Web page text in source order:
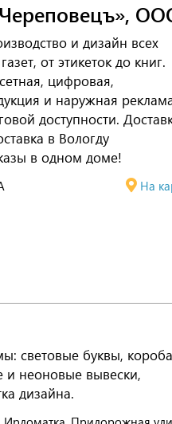
и дизайн всех
от этикеток до книг.
цифровая,
и наружная
доступности.
в Вологду
в одном доме!
На
световые буквы,
и неоновые вывески,
дизайна.